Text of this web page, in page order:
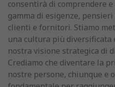
consentirà di comprendere
gamma di esigenze,
clienti e fornitori. Stiamo
una cultura più diversificata
nostra visione strategica di
Crediamo che diventare la
nostre persone, chiunque e